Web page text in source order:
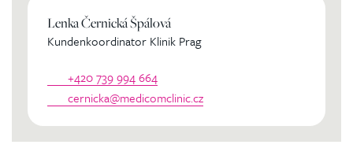
Lenka Černická Špálová
Kundenkoordinator Klinik Prag
+420 739 994 664
cernicka@medicomclinic.cz